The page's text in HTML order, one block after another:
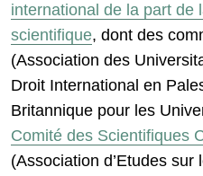
international de la part de
scientifique, dont des
(Association des
Droit International en
Britannique pour les
Comité des Scientifiques
(Association d’Etudes